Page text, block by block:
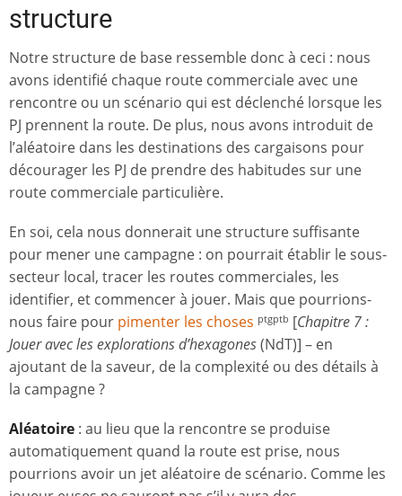
structure
Notre structure de base ressemble donc à ceci : nous
avons identifié chaque route commerciale avec une
rencontre ou un scénario qui est déclenché lorsque les
PJ prennent la route. De plus, nous avons introduit de
l’aléatoire dans les destinations des cargaisons pour
décourager les PJ de prendre des habitudes sur une
route commerciale particulière.
En soi, cela nous donnerait une structure suffisante
pour mener une campagne : on pourrait établir le sous-
secteur local, tracer les routes commerciales, les
identifier, et commencer à jouer. Mais que pourrions-
nous faire pour pimenter les choses ptgptb [Chapitre 7 :
Jouer avec les explorations d’hexagones(NdT)] – en
ajoutant de la saveur, de la complexité ou des détails à
la campagne ?
Aléatoire : au lieu que la rencontre se produise
automatiquement quand la route est prise, nous
pourrions avoir un jet aléatoire de scénario. Comme les